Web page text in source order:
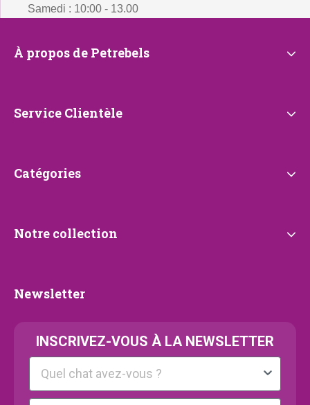
Samedi : 10:00 - 13.00
À
Petrebels
À propos de Petrebels
Service
Service Clientèle
Catégories
Catégories
Notre
Notre collection
Newsletter
Newsletter
INSCRIVEZ-VOUS À LA NEWSLETTER
Kattenras